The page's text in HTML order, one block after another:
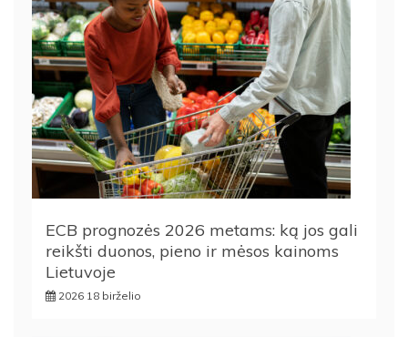
ECB prognozės 2026 metams: ką jos gali
reikšti duonos, pieno ir mėsos kainoms
Lietuvoje
2026 18 birželio